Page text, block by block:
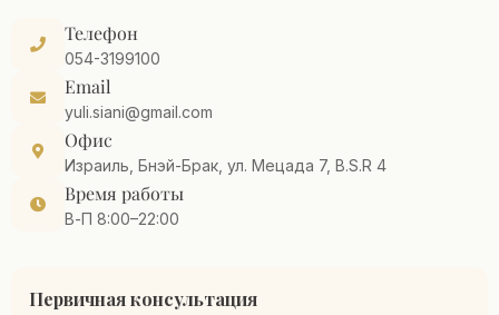
Телефон
054-3199100
Email
yuli.siani@gmail.com
Офис
Израиль, Бнэй-Брак, ул. Мецада 7, B.S.R 4
Время работы
В-П 8:00–22:00
Первичная консультация